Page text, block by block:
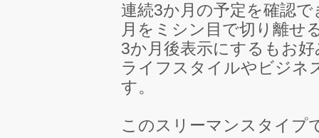
連続3か月の予定を確認
月をミシン目で切り離せ
3か月後表示にするもお
ライフスタイルやビジネ
す。
このスリーマンスタイプ